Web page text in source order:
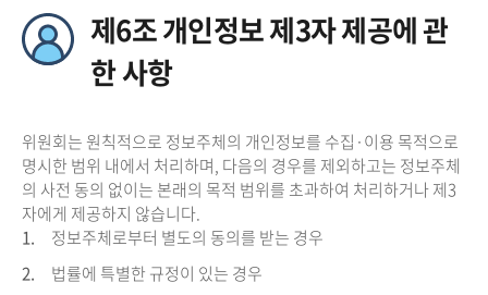
제6조 개인정보 제3자 제공에 관
한 사항
위원회는 원칙적으로 정보주체의 개인정보를 수집·이용 목적으로
명시한 범위 내에서 처리하며, 다음의 경우를 제외하고는 정보주체
의 사전 동의 없이는 본래의 목적 범위를 초과하여 처리하거나 제3
자에게 제공하지 않습니다.
1.
정보주체로부터 별도의 동의를 받는 경우
2.
법률에 특별한 규정이 있는 경우